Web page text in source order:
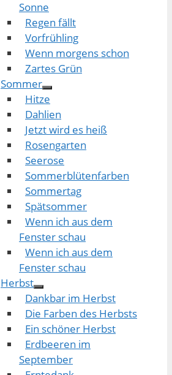
Sonne
Regen fällt
Vorfrühling
Wenn morgens schon
Zartes Grün
Sommer
Hitze
Dahlien
Jetzt wird es heiß
Rosengarten
Seerose
Sommerblütenfarben
Sommertag
Spätsommer
Wenn ich aus dem
Fenster schau
Wenn ich aus dem
Fenster schau
Herbst
Dankbar im Herbst
Die Farben des Herbsts
Ein schöner Herbst
Erdbeeren im
September